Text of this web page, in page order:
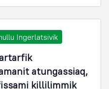
Ingerlatsivik
atungassiaq,
killilimmik